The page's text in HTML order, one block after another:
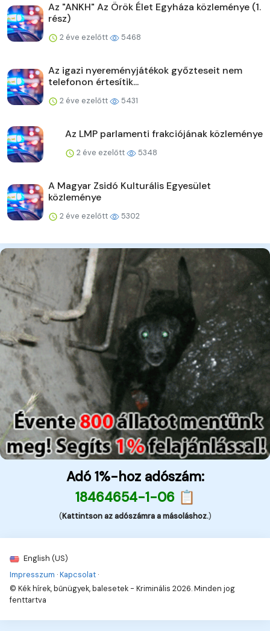
Az "ANKH" Az Örök Élet Egyháza közleménye (1.
rész)
2 éve ezelőtt 5468
Az igazi nyereményjátékok győzteseit nem
telefonon értesítik...
2 éve ezelőtt 5431
Az LMP parlamenti frakciójának közleménye
2 éve ezelőtt 5348
A Magyar Zsidó Kulturális Egyesület
közleménye
2 éve ezelőtt 5302
Adó 1%-hoz adószám:
18464654-1-06 📋
(Kattintson az adószámra a másoláshoz.)
English (US)
Impresszum ·Kapcsolat ·
© Kék hírek, bűnügyek, balesetek - Kriminális 2026. Minden jog
fenttartva